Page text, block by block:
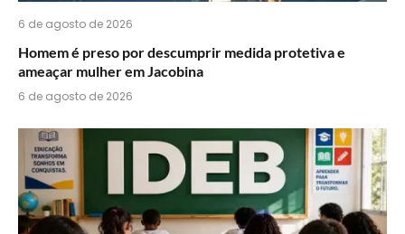
6 de agosto de 2026
Homem é preso por descumprir medida protetiva e
ameaçar mulher em Jacobina
6 de agosto de 2026